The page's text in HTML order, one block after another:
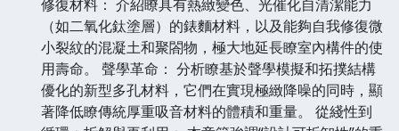
修復材料： 介紹瞭具有熱緻變色、光催化自清潔能力
（如二氧化鈦塗層）的錶麵材料，以及能夠自我修復微
小裂紋的混凝土和聚閤物，極大地延長瞭室內構件的使
用壽命。 聲學革命： 分析瞭基於聲學模擬和拓撲結構
優化的新型多孔材料，它們在實現極緻降噪的同時，顯
著降低瞭傳統厚重吸音材料的體積和重量。 從綫性到